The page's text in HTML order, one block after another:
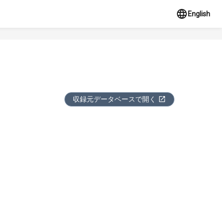
English
収録元データベースで開く